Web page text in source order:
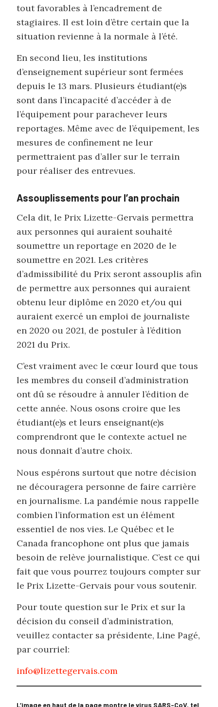
tout favorables à l’encadrement de
stagiaires. Il est loin d’être certain que la
situation revienne à la normale à l’été.
En second lieu, les institutions
d’enseignement supérieur sont fermées
depuis le 13 mars. Plusieurs étudiant(e)s
sont dans l’incapacité d’accéder à de
l’équipement pour parachever leurs
reportages. Même avec de l’équipement, les
mesures de confinement ne leur
permettraient pas d’aller sur le terrain
pour réaliser des entrevues.
Assouplissements pour l’an prochain
Cela dit, le Prix Lizette-Gervais permettra
aux personnes qui auraient souhaité
soumettre un reportage en 2020 de le
soumettre en 2021. Les critères
d’admissibilité du Prix seront assouplis afin
de permettre aux personnes qui auraient
obtenu leur diplôme en 2020 et/ou qui
auraient exercé un emploi de journaliste
en 2020 ou 2021, de postuler à l’édition
2021 du Prix.
C’est vraiment avec le cœur lourd que tous
les membres du conseil d’administration
ont dû se résoudre à annuler l’édition de
cette année. Nous osons croire que les
étudiant(e)s et leurs enseignant(e)s
comprendront que le contexte actuel ne
nous donnait d’autre choix.
Nous espérons surtout que notre décision
ne découragera personne de faire carrière
en journalisme. La pandémie nous rappelle
combien l’information est un élément
essentiel de nos vies. Le Québec et le
Canada francophone ont plus que jamais
besoin de relève journalistique. C’est ce qui
fait que vous pourrez toujours compter sur
le Prix Lizette-Gervais pour vous soutenir.
Pour toute question sur le Prix et sur la
décision du conseil d’administration,
veuillez contacter sa présidente, Line Pagé,
par courriel:
info@lizettegervais.com
L’image en haut de la pagemontre le virus SARS-CoV, tel